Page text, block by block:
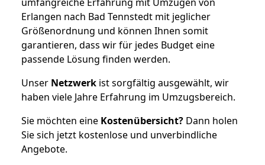
Erlangen nach Bad Tennstedt mit jeglicher
Größenordnung und können Ihnen somit
garantieren, dass wir für jedes Budget eine
passende Lösung finden werden.
Unser Netzwerk ist sorgfältig ausgewählt, wir
haben viele Jahre Erfahrung im Umzugsbereich.
Sie möchten eine Kostenübersicht? Dann holen
Sie sich jetzt kostenlose und unverbindliche
Angebote.